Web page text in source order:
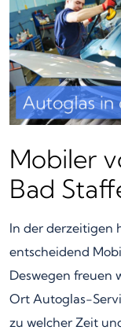
Mobiler
Bad
In der derzeitigen
entscheidend
Deswegen freuen
Ort Autoglas-
zu welcher Zeit